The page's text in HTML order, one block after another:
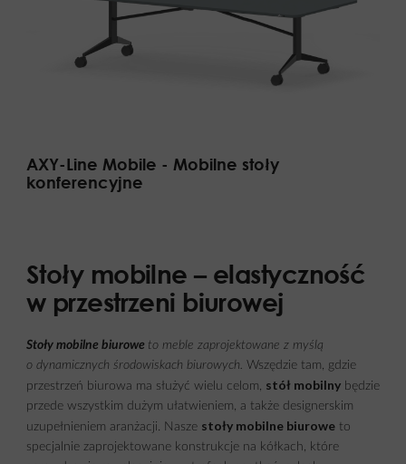
AXY-Line Mobile - Mobilne stoły
konferencyjne
Stoły mobilne – elastyczność
w przestrzeni biurowej
Stoły mobilne biurowe to meble zaprojektowane z myślą
o dynamicznych środowiskach biurowych. Wszędzie tam, gdzie
przestrzeń biurowa ma służyć wielu celom, stół mobilny będzie
przede wszystkim dużym ułatwieniem, a także designerskim
uzupełnieniem aranżacji. Nasze stoły mobilne biurowe to
specjalnie zaprojektowane konstrukcje na kółkach, które